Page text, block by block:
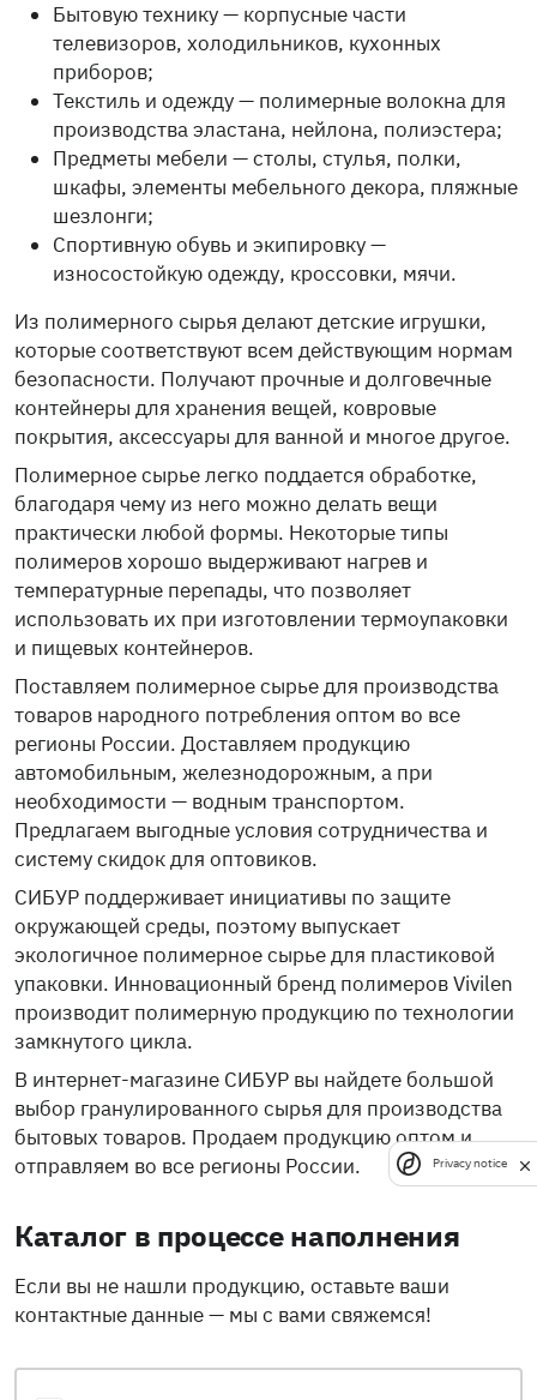
Бытовую технику — корпусные части
телевизоров, холодильников, кухонных
приборов;
Текстиль и одежду — полимерные волокна для
производства эластана, нейлона, полиэстера;
Предметы мебели — столы, стулья, полки,
шкафы, элементы мебельного декора, пляжные
шезлонги;
Спортивную обувь и экипировку —
износостойкую одежду, кроссовки, мячи.
Из полимерного сырья делают детские игрушки,
которые соответствуют всем действующим нормам
безопасности. Получают прочные и долговечные
контейнеры для хранения вещей, ковровые
покрытия, аксессуары для ванной и многое другое.
Полимерное сырье легко поддается обработке,
благодаря чему из него можно делать вещи
практически любой формы. Некоторые типы
полимеров хорошо выдерживают нагрев и
температурные перепады, что позволяет
использовать их при изготовлении термоупаковки
и пищевых контейнеров.
Поставляем полимерное сырье для производства
товаров народного потребления оптом во все
регионы России. Доставляем продукцию
автомобильным, железнодорожным, а при
необходимости — водным транспортом.
Предлагаем выгодные условия сотрудничества и
систему скидок для оптовиков.
СИБУР поддерживает инициативы по защите
окружающей среды, поэтому выпускает
экологичное полимерное сырье для пластиковой
упаковки. Инновационный бренд полимеров Vivilen
производит полимерную продукцию по технологии
замкнутого цикла.
В интернет-магазине СИБУР вы найдете большой
выбор гранулированного сырья для производства
бытовых товаров. Продаем продукцию оптом и
отправляем во все регионы России.
Каталог в процессе наполнения
Если вы не нашли продукцию, оставьте ваши
контактные данные — мы с вами свяжемся!
Privacy notice